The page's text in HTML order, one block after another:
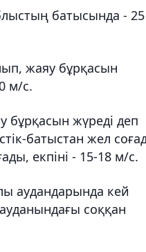
батысында - 25
жаяу бұрқасын
м/с.
бұрқасын жүреді деп
батыстан жел
екпіні - 15-18 м/с.
аудандарында кей
соққан